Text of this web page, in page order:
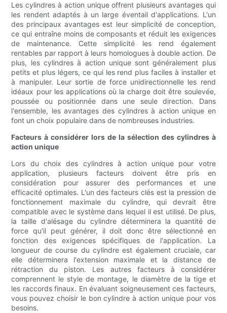
Les cylindres à action unique offrent plusieurs avantages qui
les rendent adaptés à un large éventail d'applications. L'un
des principaux avantages est leur simplicité de conception,
ce qui entraîne moins de composants et réduit les exigences
de maintenance. Cette simplicité les rend également
rentables par rapport à leurs homologues à double action. De
plus, les cylindres à action unique sont généralement plus
petits et plus légers, ce qui les rend plus faciles à installer et
à manipuler. Leur sortie de force unidirectionnelle les rend
idéaux pour les applications où la charge doit être soulevée,
poussée ou positionnée dans une seule direction. Dans
l'ensemble, les avantages des cylindres à action unique en
font un choix populaire dans de nombreuses industries.
Facteurs à considérer lors de la sélection des cylindres à
action unique
Lors du choix des cylindres à action unique pour votre
application, plusieurs facteurs doivent être pris en
considération pour assurer des performances et une
efficacité optimales. L'un des facteurs clés est la pression de
fonctionnement maximale du cylindre, qui devrait être
compatible avec le système dans lequel il est utilisé. De plus,
la taille d'alésage du cylindre déterminera la quantité de
force qu'il peut générer, il doit donc être sélectionné en
fonction des exigences spécifiques de l'application. La
longueur de course du cylindre est également cruciale, car
elle déterminera l'extension maximale et la distance de
rétraction du piston. Les autres facteurs à considérer
comprennent le style de montage, le diamètre de la tige et
les raccords finaux. En évaluant soigneusement ces facteurs,
vous pouvez choisir le bon cylindre à action unique pour vos
besoins.